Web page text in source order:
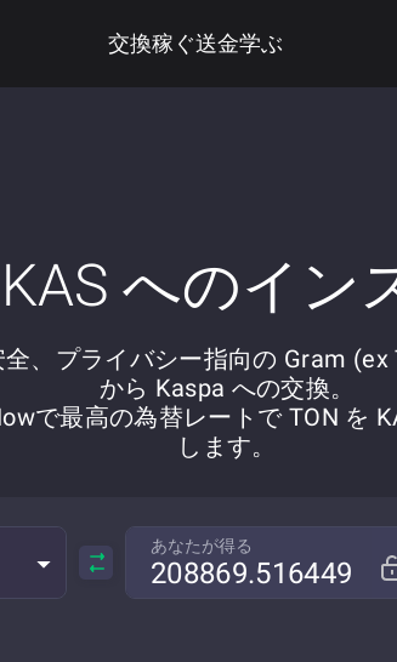
交換稼ぐ送金学ぶ
へのイン
全、プライバシー指向の Gram (ex
から Kaspa への交換。
で最高の為替レートで TON を
します。
あなたが得る